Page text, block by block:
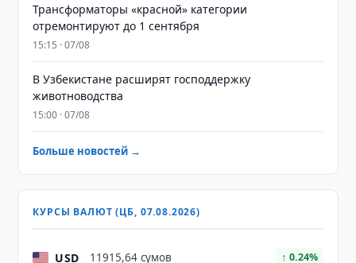
Трансформаторы «красной» категории
отремонтируют до 1 сентября
15:15 · 07/08
В Узбекистане расширят господдержку
животноводства
15:00 · 07/08
Больше новостей →
КУРСЫ ВАЛЮТ (ЦБ, 07.08.2026)
USD 11915,64 сумов ↑ 0.24%